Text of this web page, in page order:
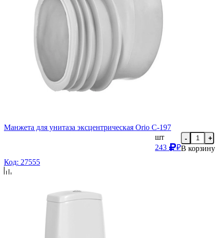
Манжета для унитаза эксцентрическая Orio С-197
шт
243
₽
- +
В корзину
Код: 27555